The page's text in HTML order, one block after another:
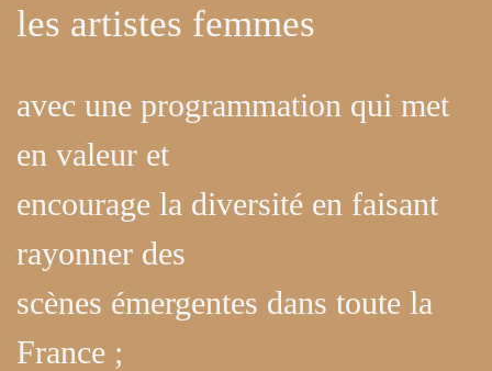
les artistes femmes
avec une programmation qui met
en valeur et
encourage la diversité en faisant
rayonner des
scènes émergentes dans toute la
France ;